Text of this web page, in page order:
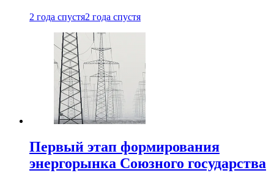
2 года спустя2 года спустя
Первый этап формирования
энергорынка Союзного государства